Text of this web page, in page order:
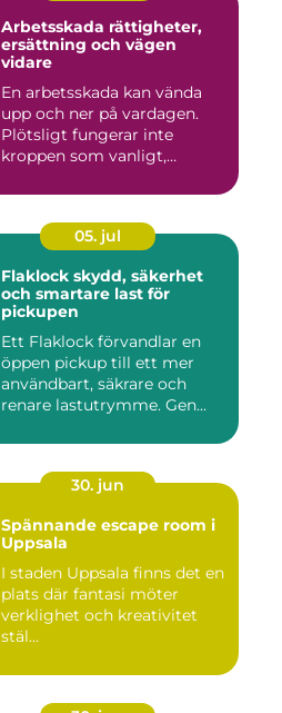
Arbetsskada rättigheter,
ersättning och vägen
vidare
En arbetsskada kan vända
upp och ner på vardagen.
Plötsligt fungerar inte
kroppen som vanligt,
05. jul
Flaklock skydd, säkerhet
och smartare last för
pickupen
Ett Flaklock förvandlar en
öppen pickup till ett mer
användbart, säkrare och
renare lastutrymme. Gen...
30. jun
Spännande escape room i
Uppsala
I staden Uppsala finns det en
plats där fantasi möter
verklighet och kreativitet
stäl...